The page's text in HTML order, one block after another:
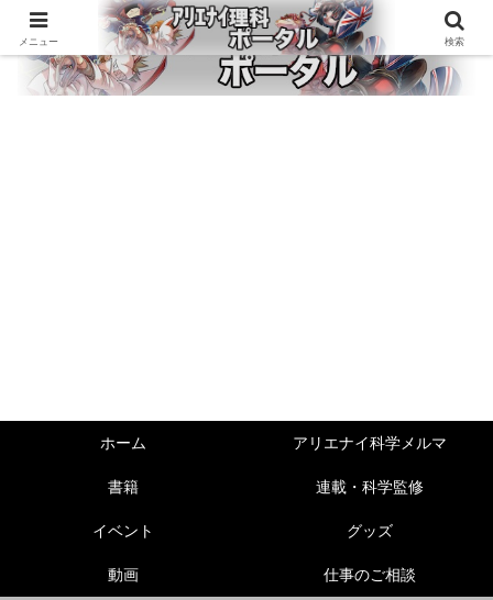
ホーム アリエナイ科学メルマ
書籍 連載・科学監修
イベント グッズ
動画 仕事のご相談
メニュー 検索